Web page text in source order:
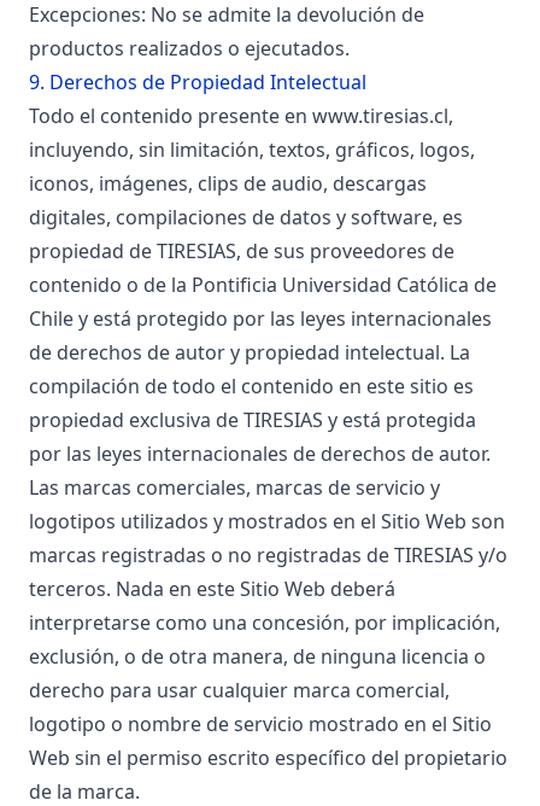
Excepciones: No se admite la devolución de
productos realizados o ejecutados.
9. Derechos de Propiedad Intelectual
Todo el contenido presente en www.tiresias.cl,
incluyendo, sin limitación, textos, gráficos, logos,
iconos, imágenes, clips de audio, descargas
digitales, compilaciones de datos y software, es
propiedad de TIRESIAS, de sus proveedores de
contenido o de la Pontificia Universidad Católica de
Chile y está protegido por las leyes internacionales
de derechos de autor y propiedad intelectual. La
compilación de todo el contenido en este sitio es
propiedad exclusiva de TIRESIAS y está protegida
por las leyes internacionales de derechos de autor.
Las marcas comerciales, marcas de servicio y
logotipos utilizados y mostrados en el Sitio Web son
marcas registradas o no registradas de TIRESIAS y/o
terceros. Nada en este Sitio Web deberá
interpretarse como una concesión, por implicación,
exclusión, o de otra manera, de ninguna licencia o
derecho para usar cualquier marca comercial,
logotipo o nombre de servicio mostrado en el Sitio
Web sin el permiso escrito específico del propietario
de la marca.